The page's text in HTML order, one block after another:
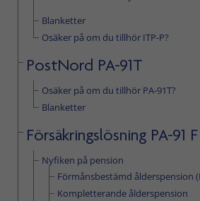
Blanketter
Osäker på om du tillhör ITP-P?
PostNord PA-91T
Osäker på om du tillhör PA-91T?
Blanketter
Försäkringslösning PA-91 F
Nyfiken på pension
Förmånsbestämd ålderspension
Kompletterande ålderspension